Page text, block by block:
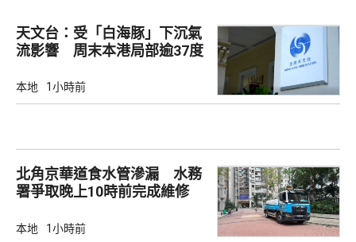
天文台：受「白海豚」下沉氣
流影響 周末本港局部逾37度
本地 1小時前
北角京華道食水管滲漏 水務
署爭取晚上10時前完成維修
本地 1小時前